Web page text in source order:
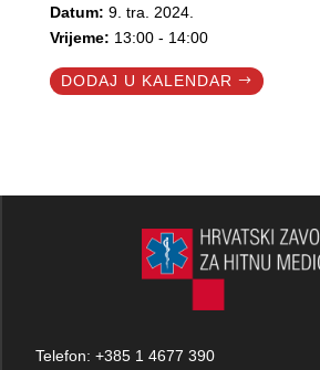
Datum: 9. tra. 2024.
Vrijeme: 13:00 - 14:00
DODAJ U KALENDAR
Telefon:+385 1 4677 390